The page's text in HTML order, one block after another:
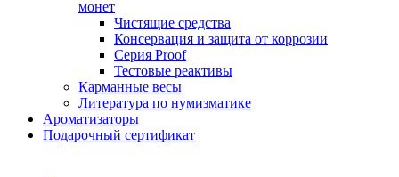
монет
Чистящие средства
Консервация и защита от коррозии
Серия Proof
Тестовые реактивы
Карманные весы
Литература по нумизматике
Ароматизаторы
Подарочный сертификат